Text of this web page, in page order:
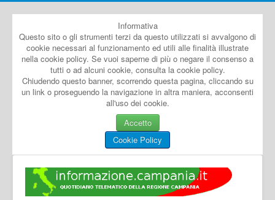
Informativa
Questo sito o gli strumenti terzi da questo utilizzati si avvalgono di
cookie necessari al funzionamento ed utili alle finalità illustrate
nella cookie policy. Se vuoi saperne di più o negare il consenso a
tutti o ad alcuni cookie, consulta la cookie policy.
Chiudendo questo banner, scorrendo questa pagina, cliccando su
un link o proseguendo la navigazione in altra maniera, acconsenti
all'uso dei cookie.
Accetto
Cookie Policy